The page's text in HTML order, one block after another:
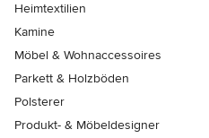
Heimtextilien
Kamine
Möbel & Wohnaccessoires
Parkett & Holzböden
Polsterer
Produkt- & Möbeldesigner